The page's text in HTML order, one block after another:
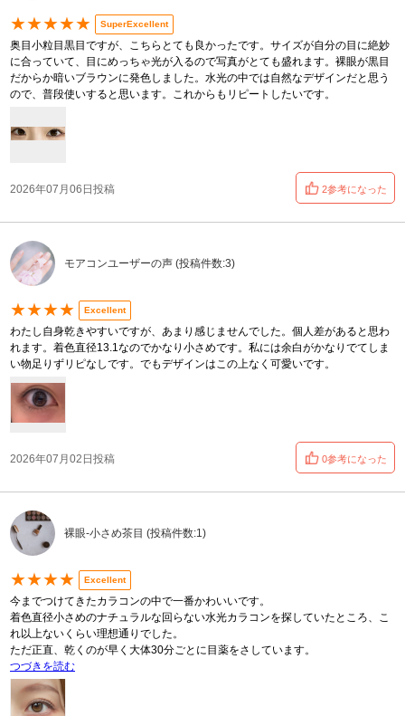
★★★★★ SuperExcellent
奥目小粒目黒目ですが、こちらとても良かったです。サイズが自分の目に絶妙
に合っていて、目にめっちゃ光が入るので写真がとても盛れます。裸眼が黒目
だからか暗いブラウンに発色しました。水光の中では自然なデザインだと思う
ので、普段使いすると思います。これからもリピートしたいです。
2026年07月06日投稿 2参考になった
モアコンユーザーの声 (投稿件数:3)
★★★★ Excellent
わたし自身乾きやすいですが、あまり感じませんでした。個人差があると思わ
れます。着色直径13.1なのでかなり小さめです。私には余白がかなりでてしま
い物足りずリピなしです。でもデザインはこの上なく可愛いです。
2026年07月02日投稿 0参考になった
裸眼-小さめ茶目 (投稿件数:1)
★★★★ Excellent
今までつけてきたカラコンの中で一番かわいいです。
着色直径小さめのナチュラルな回らない水光カラコンを探していたところ、こ
れ以上ないくらい理想通りでした。
ただ正直、乾くのが早く大体30分ごとに目薬をさしています。
つづきを読む